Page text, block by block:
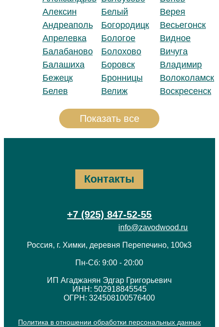
Алексин
Андреаполь
Апрелевка
Балабаново
Балашиха
Бежецк
Белев
Белый
Богородицк
Бологое
Болохово
Боровск
Бронницы
Велиж
Верея
Весьегонск
Видное
Вичуга
Владимир
Волоколамск
Воскресенск
Показать все
Контакты
+7 (925) 847-52-55
info@zavodwood.ru
Россия, г. Химки, деревня Перепечино, 100к3
Пн-Сб: 9:00 - 20:00
ИП Агаджанян Эдгар Григорьевич
ИНН: 502918845545
ОГРН: 324508100576400
Политика в отношении обработки персональных данных